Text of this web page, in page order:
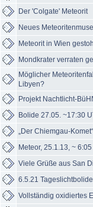
Der 'Colgate' Meteorit
Neues
Meteorit in Wien
Mondkrater verraten
Möglicher
Libyen?
Projekt Nachtlicht-
Bolide 27.05. ~17:30
„Der Chiemgau-
Meteor, 25.1.13, ~
Viele Grüße aus San
6.5.21
Vollständig oxidiertes